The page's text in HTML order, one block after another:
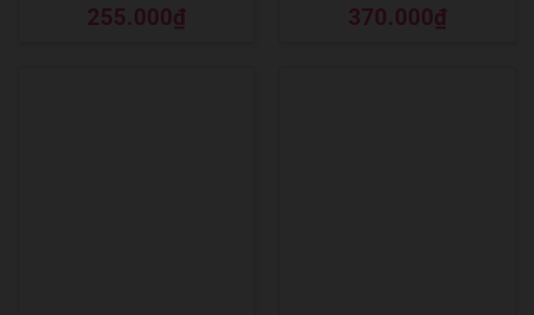
Được xếp
hạng55 sao
255.000₫
Được xếp
hạng55 sao
370.000₫